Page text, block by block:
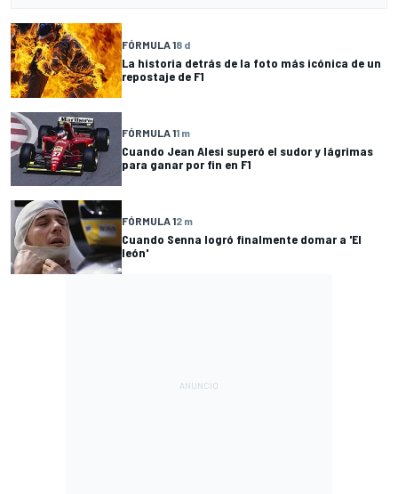
FÓRMULA 18 d
La historia detrás de la foto más icónica de un
repostaje de F1
FÓRMULA 11 m
Cuando Jean Alesi superó el sudor y lágrimas
para ganar por fin en F1
FÓRMULA 12 m
Cuando Senna logró finalmente domar a 'El
león'